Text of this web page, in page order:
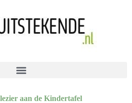
aan de Kindertafel